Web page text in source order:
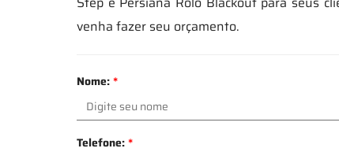
venha fazer seu orçamento.
Nome:*
Telefone:*